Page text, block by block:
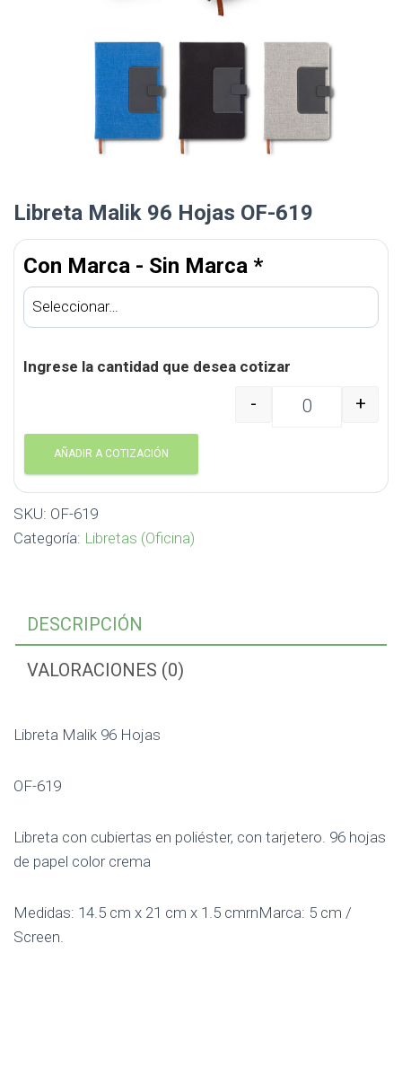
Libreta Malik 96 Hojas OF-619
Con Marca - Sin Marca *
Ingrese la cantidad que desea cotizar
Libreta Malik 96 Hojas
- +
AÑADIR A COTIZACIÓN
SKU: OF-619
Categoría: Libretas (Oficina)
DESCRIPCIÓN
VALORACIONES (0)
Libreta Malik 96 Hojas
OF-619
Libreta con cubiertas en poliéster, con tarjetero. 96 hojas
de papel color crema
Medidas: 14.5 cm x 21 cm x 1.5 cmrnMarca: 5 cm /
Screen.